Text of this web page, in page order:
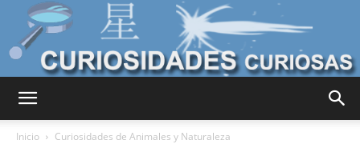
Inicio Curiosidades de Animales y Naturaleza